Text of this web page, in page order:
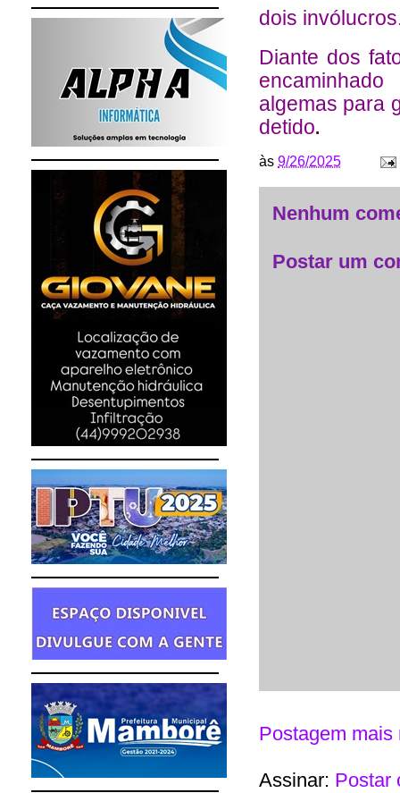
dois
Diante dos
algemas para
detido.
às 9/26/2025
Nenhum
Postar um
Postagem mais
Assinar: Postar